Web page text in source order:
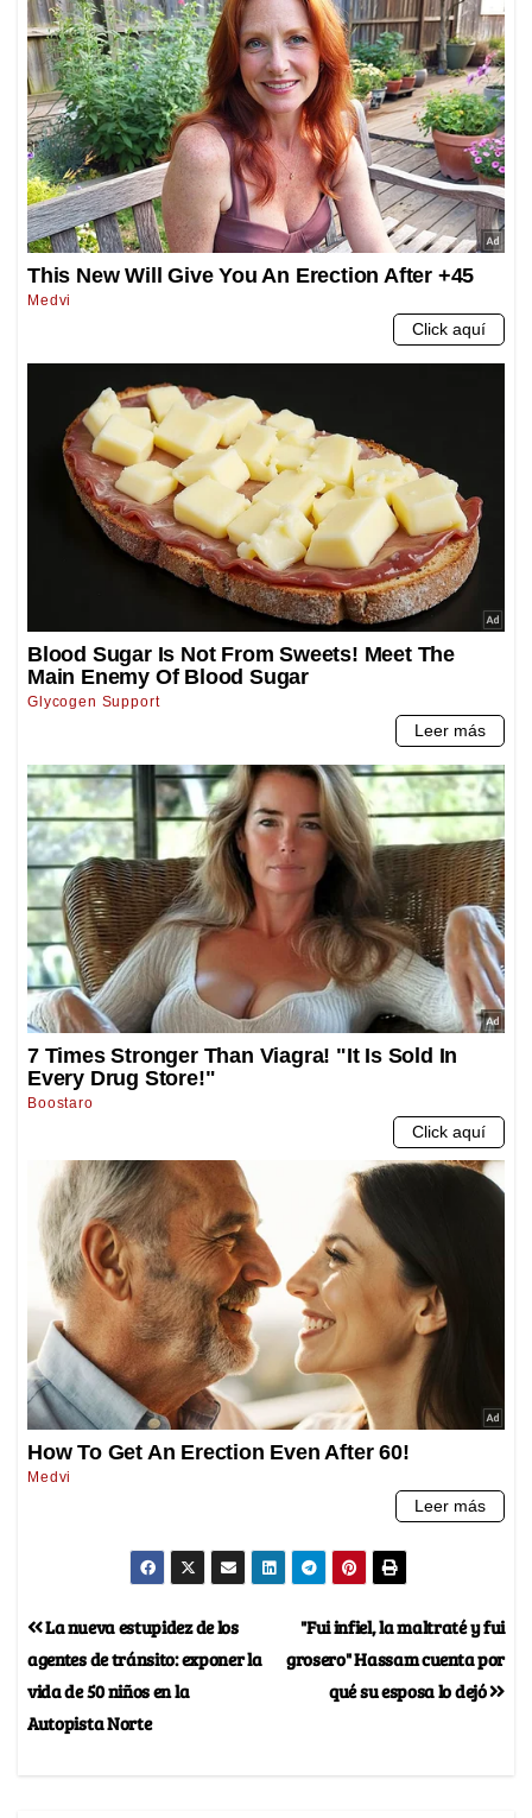
"Fui infiel, la maltraté y fui
grosero" Hassam cuenta por
qué su esposa lo dejó
La nueva estupidez de los
agentes de tránsito: exponer la
vida de 50 niños en la
Autopista Norte